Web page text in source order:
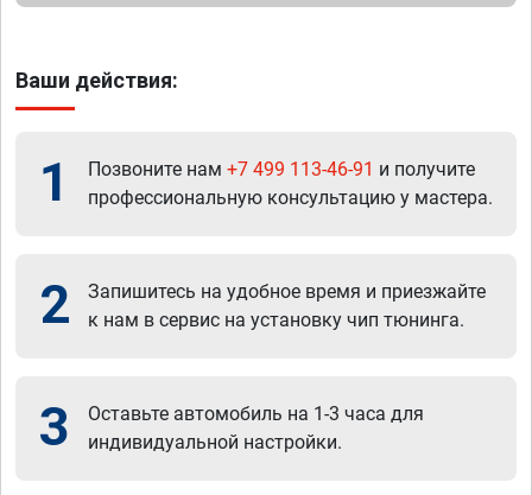
Ваши действия:
1 Позвоните нам +7 499 113-46-91 и получите
профессиональную консультацию у мастера.
2
Запишитесь на удобное время и приезжайте
к нам в сервис на установку чип тюнинга.
3
Оставьте автомобиль на 1-3 часа для
индивидуальной настройки.